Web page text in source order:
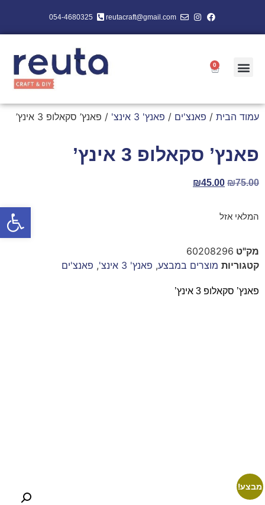
פתח
reutacraft@gmail.com
054-4680325
0
עמוד הבית / פאנצ'ים / פאנץ' 3 אינצ' / פאנץ’ סקאלופ 3 אינץ’
פאנץ’ סקאלופ 3 אינץ’
₪75.00
₪45.00
המלאי אזל
מק"ט 60208296
קטגוריות מוצרים במבצע, פאנץ' 3 אינצ' , פאנצ'ים
פאנץ’ סקאלופ 3 אינץ’
מבצע!